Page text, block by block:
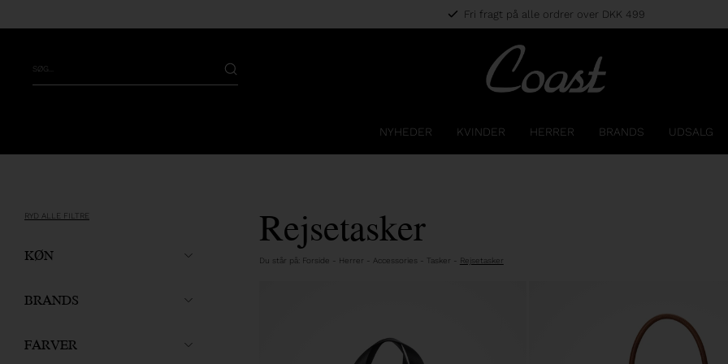
Fri fragt på alle ordrer over DKK 499
NYHEDER KVINDER HERRER BRANDS UDSALG
RYD ALLE FILTRE
KØN
BRANDS
FARVER
Rejsetasker
Du står på: Forside - Herrer - Accessories- Tasker - Rejsetasker